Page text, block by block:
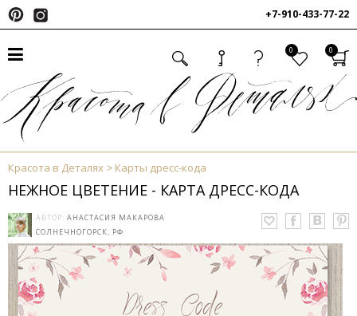
+7-910-433-77-22
0 0
Красота в Деталях Карты дресс-кода
НЕЖНОЕ ЦВЕТЕНИЕ - КАРТА ДРЕСС-КОДА
АВТОР: АНАСТАСИЯ МАКАРОВА
СОЛНЕЧНОГОРСК, РФ